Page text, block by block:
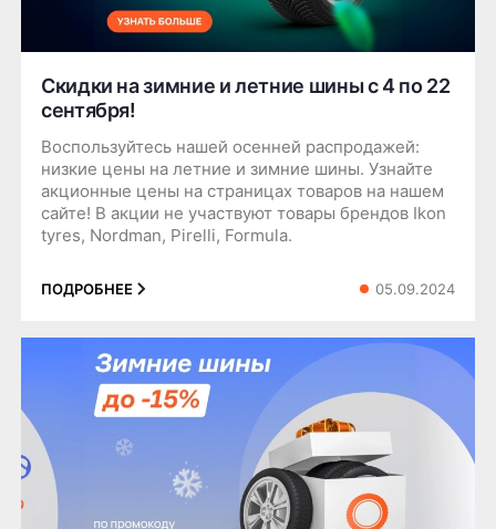
Скидки на зимние и летние шины с 4 по 22
сентября!
Воспользуйтесь нашей осенней распродажей:
низкие цены на летние и зимние шины. Узнайте
акционные цены на страницах товаров на нашем
сайте! В акции не участвуют товары брендов Ikon
tyres, Nordman, Pirelli, Formula.
ПОДРОБНЕЕ 05.09.2024